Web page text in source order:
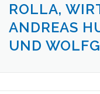
ROLLA,
ANDREAS
UND